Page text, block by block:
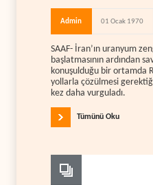
Admin 01 Ocak 1970
SAAF- İran’ın uranyum
başlatmasının ardından
konuşulduğu bir ortamda
yollarla çözülmesi
kez daha vurguladı.
Tümünü Oku